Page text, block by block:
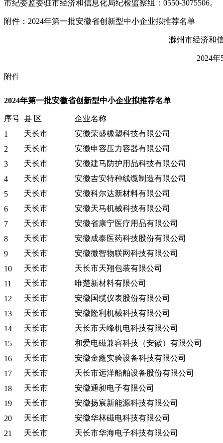
市纪委监委驻市经济和信息化局纪检监察组：0550-3075506。
附件：2024年第一批安徽省创新型中小企业拟推荐名单
滁州市经济和
2024年
附件
2024年第一批安徽省创新型中小企业拟推荐名单
序号 县 区
企业名称
1
天长市
安徽荣盛橡塑科技有限公司
2
天长市
安徽申容压力容器有限公司
3
天长市
安徽建马防护用品科技有限公司
4
天长市
安徽吉安特种线缆制造有限公司
5
天长市
安徽科尔达新材料有限公司
6
天长市
安徽天马机械科技有限公司
7
天长市
安徽省康宁医疗用品有限公司
8
天长市
安徽成泰医药科技股份有限公司
9
天长市
安徽微智物联网科技有限公司
10
天长市
天长市天翔包装有限公司
11
天长市
唯楚新材料有限公司
12
天长市
安徽国缆仪表股份有限公司
13
天长市
安徽隆利机械科技有限公司
14
天长市
天长市天峰机电科技有限公司
15
天长市
和爱电磁兼容科技（安徽）有限公司
16
天长市
安徽金鑫实验设备科技有限公司
17
天长市
天长市远洋船舶设备股份有限公司
18
天长市
安徽通昶电子有限公司
19
天长市
安徽扬宸新能源科技有限公司
20
天长市
安徽华林磁电科技有限公司
21
天长市
天长市华海电子科技有限公司